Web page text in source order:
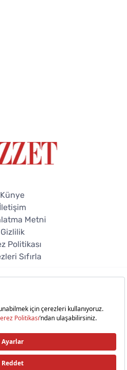
Künye
İletişim
Metni
Gizlilik
Politikası
Sıfırla
Tüm hakları saklıdır.